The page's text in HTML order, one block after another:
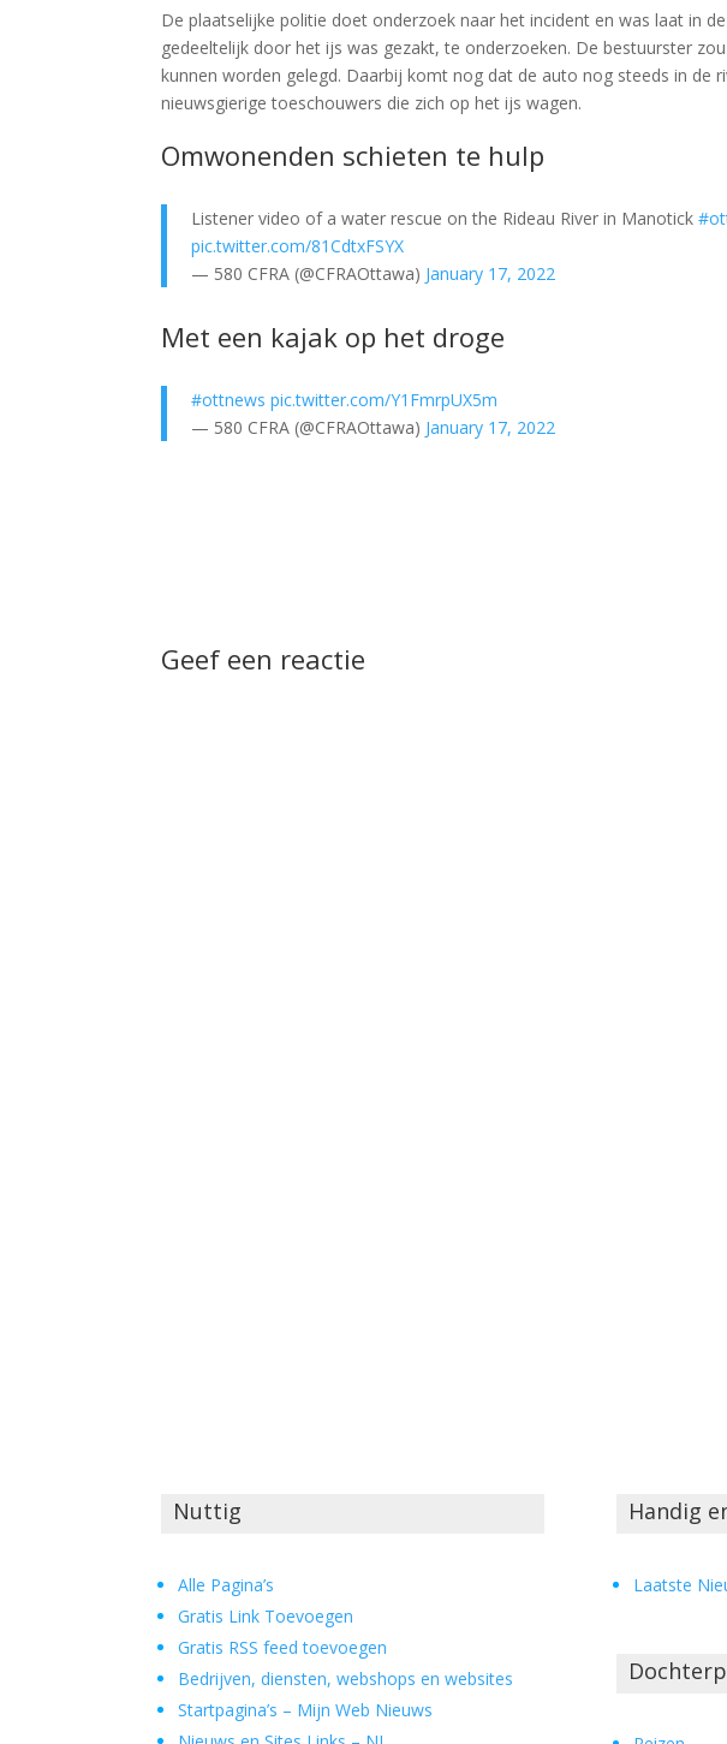
De plaatselijke politie doet onderzoek naar het incident en was laat in
gedeeltelijk door het ijs was gezakt, te onderzoeken. De bestuurster
kunnen worden gelegd. Daarbij komt nog dat de auto nog steeds in de
nieuwsgierige toeschouwers die zich op het ijs wagen.
Omwonenden schieten te hulp
Listener video of a water rescue on the Rideau River in Manotick
pic.twitter.com/81CdtxFSYX
— 580 CFRA (@CFRAOttawa) January 17, 2022
Met een kajak op het droge
#ottnews pic.twitter.com/Y1FmrpUX5m
— 580 CFRA (@CFRAOttawa) January 17, 2022
Geef een reactie
Nuttig
Alle Pagina’s
Gratis Link Toevoegen
Gratis RSS feed toevoegen
Bedrijven, diensten, webshops en websites
Startpagina’s – Mijn Web Nieuws
Handig
Laatste